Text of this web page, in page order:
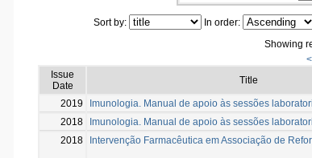
Sort by: In order:
Showing
Issue
Date
Title
2019 Imunologia. Manual de apoio às sessões
2018
Imunologia. Manual de apoio às sessões
2018
Intervenção Farmacêutica em Associação de